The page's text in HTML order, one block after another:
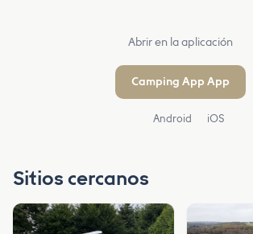
Abrir en la aplicación
Camping App App
Android iOS
Sitios cercanos